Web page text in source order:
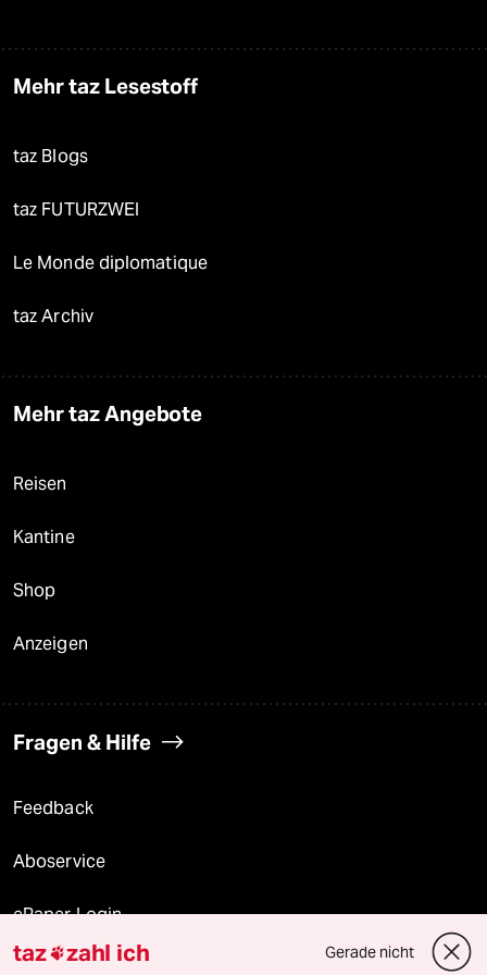
Mehr taz Lesestoff
taz Blogs
taz FUTURZWEI
Le Monde diplomatique
taz Archiv
Mehr taz Angebote
Reisen
Kantine
Shop
Anzeigen
Fragen & Hilfe
Feedback
Aboservice
ePaper Login
Downloads für Abonnierende
taz zahl ich Gerade nicht